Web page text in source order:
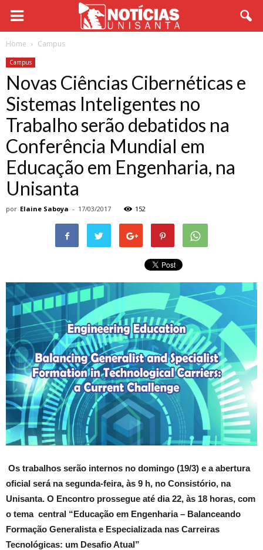
Home Campus
Campus
Novas Ciências Cibernéticas e
Sistemas Inteligentes no
Trabalho serão debatidos na
Conferência Mundial em
Educação em Engenharia, na
Unisanta
por Elaine Saboya - 17/03/2017 152
Os trabalhos serão internos no domingo (19/3) e a abertura
oficial será na segunda-feira, às 9 h, no Consistório, na
Unisanta. O Encontro prossegue até dia 22, às 18 horas, com
o tema central “Educação em Engenharia – Balanceando
Formação Generalista e Especializada nas Carreiras
Tecnológicas: um Desafio Atual”